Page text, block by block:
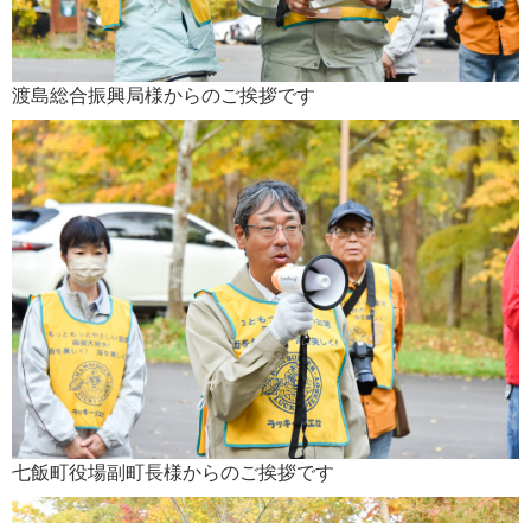
渡島総合振興局様からのご挨拶です
七飯町役場副町長様からのご挨拶です